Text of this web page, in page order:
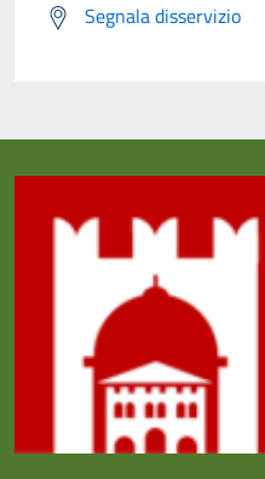
Segnala disservizio